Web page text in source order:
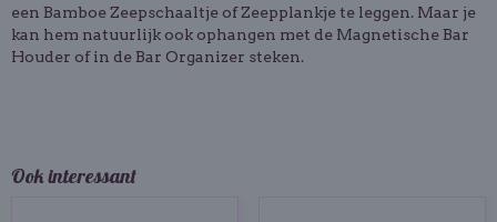
een Bamboe Zeepschaaltje of Zeepplankje te leggen. Maar je
kan hem natuurlijk ook ophangen met de Magnetische Bar
Houder of in de Bar Organizer steken.
Ook interessant